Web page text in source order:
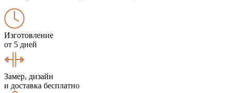
Изготовление
от 5 дней
Замер, дизайн
и доставка бесплатно